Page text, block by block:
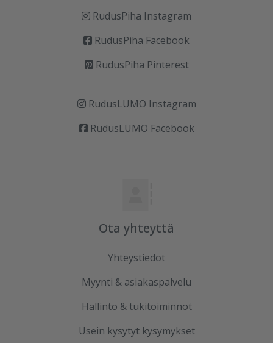
RudusPiha Instagram
RudusPiha Facebook
RudusPiha Pinterest
RudusLUMO Instagram
RudusLUMO Facebook
Ota yhteyttä
Yhteystiedot
Myynti & asiakaspalvelu
Hallinto & tukitoiminnot
Usein kysytyt kysymykset